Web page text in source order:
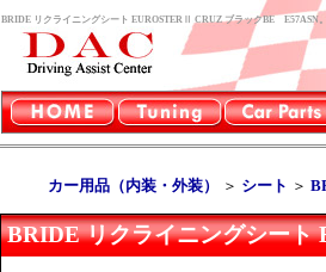
BRIDE リクライニングシート EUROSTERⅡ CRUZ ブラックBE E57ASN
カー用品（内装・外装） ＞ シート ＞
BRIDE リクライニングシー